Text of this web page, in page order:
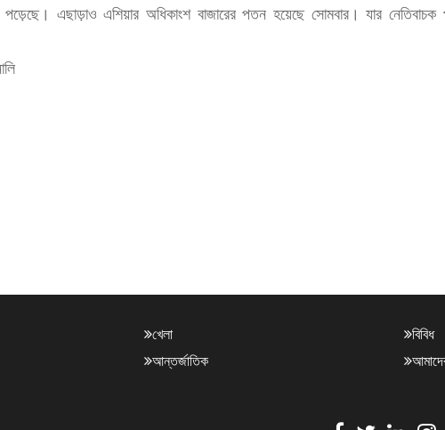
পড়েছে। এছাড়াও এশিয়ার অধিকাংশ বাজারের পতন হয়েছে সোমবার। যার নেতিবাচক
খেলা
আন্তর্জাতিক
বিবিধ